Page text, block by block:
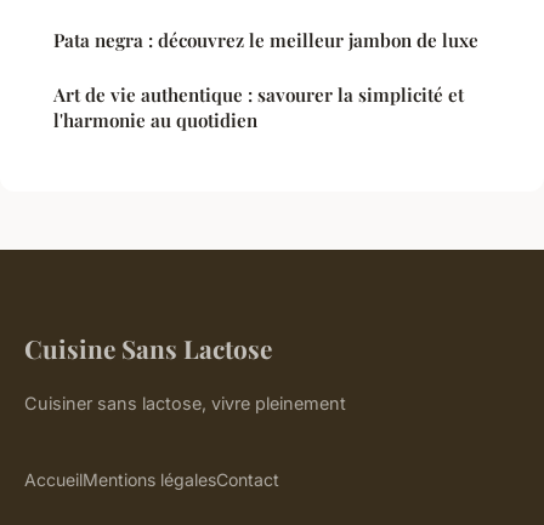
Pata negra : découvrez le meilleur jambon de luxe
Art de vie authentique : savourer la simplicité et
l'harmonie au quotidien
Cuisine Sans Lactose
Cuisiner sans lactose, vivre pleinement
AccueilMentions légalesContact